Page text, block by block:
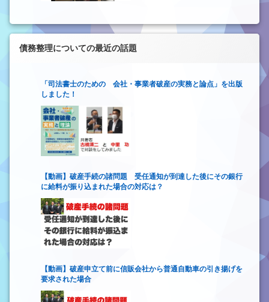
債務整理についての最近の話題
「司法書士のための 会社・事業者破産の実務と論点」を出版
しました！
【動画】破産手続の諸問題 受任通知が到達した後にその銀行
に給料が振り込まれた場合の対応は？
【動画】破産申立て前に信販会社から普通自動車の引き揚げを
要求された場合